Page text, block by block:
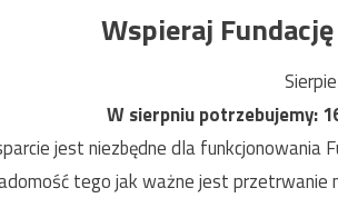
Wspieraj
W sierpniu potrzebujemy:
jest niezbędne dla funkcjonowania
tego jak ważne jest przetrwanie